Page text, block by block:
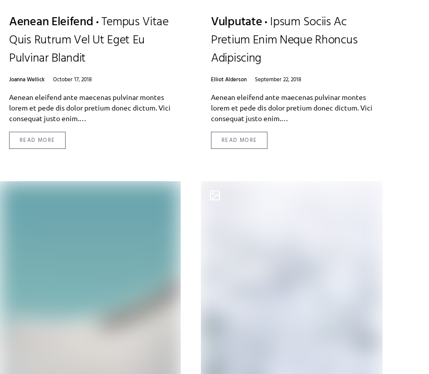
Aenean Eleifend Tempus Vitae
Quis Rutrum Vel Ut Eget Eu
Pulvinar Blandit
Joanna Wellick
October 17, 2018
Aenean eleifend ante maecenas pulvinar montes
lorem et pede dis dolor pretium donec dictum. Vici
consequat justo enim.…
READ MORE
Vulputate Ipsum Sociis Ac
Pretium Enim Neque Rhoncus
Adipiscing
Elliot Alderson
September 22, 2018
Aenean eleifend ante maecenas pulvinar montes
lorem et pede dis dolor pretium donec dictum. Vici
consequat justo enim.…
READ MORE